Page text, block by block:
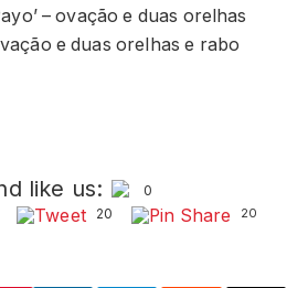
– ovação e duas orelhas
e duas orelhas e rabo
like us:
0
20 20